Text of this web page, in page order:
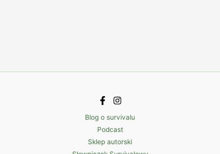
Blog o survivalu
Podcast
Sklep autorski